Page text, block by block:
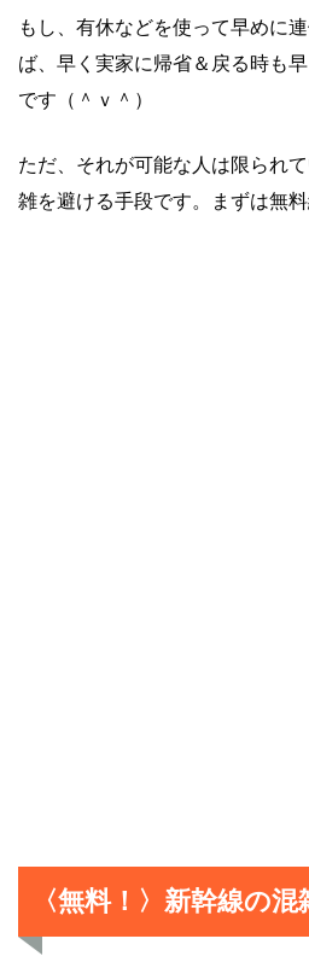
もし、有休などを使って早めに
ば、早く実家に帰省＆戻る時も
です（＾ｖ＾）
ただ、それが可能な人は限られ
雑を避ける手段です。まずは無
〈無料！〉新幹線の